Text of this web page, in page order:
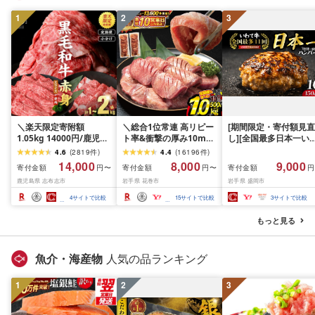
1
＼楽天限定寄附額
1.05kg 14000円/鹿児島
県産 黒毛和牛 牛肉 赤身
モモ ウデ (スライス or
焼肉)[計1kg~2.1kg / 定
期便 全3回] すき焼き し
ゃぶしゃぶ 国産 肉 国産
牛 お肉 モモ肉 牛しゃぶ
チク]
4.6 (2819件)
寄付金額
14,000 円〜
鹿児島県 志布志市
4サイトで比較
2
＼総合1位常連 高リピー
ト率&衝撃の厚み10mm
厚切り牛タン 塩味/ ≪ス
ピード発送!!10営業日以
内発送≫ 選べる内容量
500g / 1kg 定期便 毎月
届く 牛肉 肉 BBQ ふるさ
と 人気 ランキング 岩手
4.4 (16196件)
寄付金額
8,000 円〜
岩手県 花巻市
15サイトで比較
3
[期間限定・寄付額見直
し][全国最多日本一い
1.5kg(150g×10個) い
て牛 × 岩中豚 ハンバー
グ 合挽き 合い挽き 黒
和牛 人気 冷凍 個包装
分け 冷凍 牛肉 豚肉 和
ビーフ ポーク はんば
ぐ 挽肉 お肉 ミンチ 肉
お弁当 hannba-gu ラ
寄付金額 9,000
岩手県 盛岡市
3サイトで比較
もっと見る
魚介・海産物 人気の品ランキング
1 2 3